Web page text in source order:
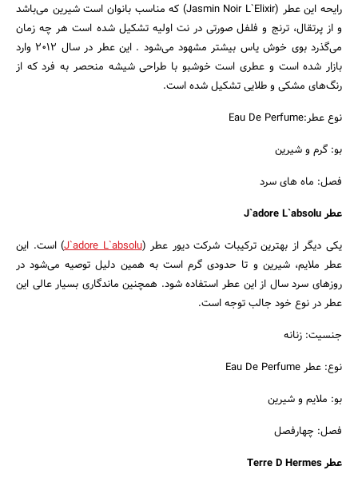
رایحه این عطر (Jasmin Noir L`Elixir) که مناسب بانوان است شیرین می‌باشد
و از پرتقال، ترنج و فلفل صورتی در نت اولیه تشکیل شده است هر چه زمان
می‌گذرد بوی خوش یاس بیشتر مشهود می‌شود . این عطر در سال 2012 وارد
بازار شده است و عطری است خوشبو با طراحی شیشه منحصر به فرد که از
رنگ‌های مشکی و طلایی تشکیل شده است.
نوع عطر:Eau De Perfume
بو: گرم و شیرین
فصل: ماه های سرد
عطر J`adore L`absolu
یکی دیگر از بهترین ترکیبات شرکت دیور عطر (J`adore L`absolu) است. این
عطر ملایم، شیرین و تا حدودی گرم است به همین دلیل توصیه می‌شود در
روزهای سرد سال از این عطر استفاده شود. همچنین ماندگاری بسیار عالی این
عطر در نوع خود جالب توجه است.
جنسیت: زنانه
نوع: عطر Eau De Perfume
بو: ملایم و شیرین
فصل: چهارفصل
عطر Terre D Hermes